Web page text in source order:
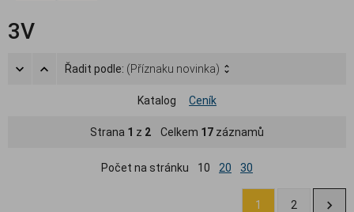
3V
Řadit podle: (Příznaku novinka)
Katalog Ceník
Strana 1 z 2 Celkem 17 záznamů
Počet na stránku 10 20 30
1 2